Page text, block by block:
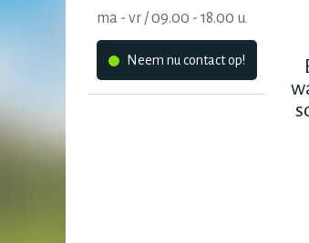
ma - vr / 09.00 - 18.00 u
Neem nu contact op!